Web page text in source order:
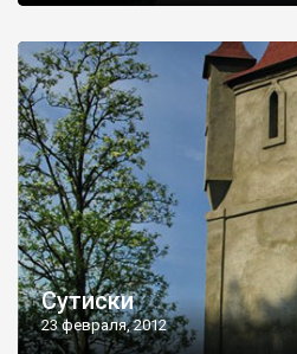
Сутиски
23 февраля, 2012